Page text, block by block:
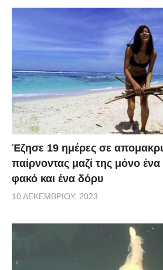
Έζησε 19 ημέρες σε
παίρνοντας μαζί της μόνο ένα
φακό και ένα δόρυ
10 ΔΕΚΕΜΒΡΊΟΥ, 2023